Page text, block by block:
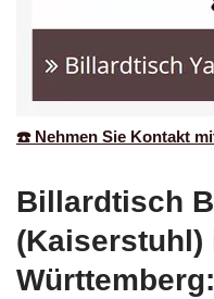
☎️ Nehmen Sie Kontakt
Billardtisch
(Kaiserstuhl)